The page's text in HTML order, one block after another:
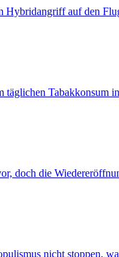
Hybridangriff auf den
täglichen Tabakkonsum
doch die
nicht stoppen,